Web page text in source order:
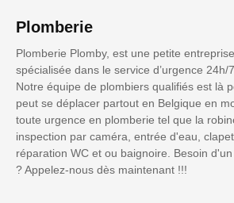
Plomberie
Plomberie Plomby, est une petite
spécialisée dans le service d’urgence 24h/
Notre équipe de plombiers qualifiés est là
peut se déplacer partout en Belgique en
toute urgence en plomberie tel que la
inspection par caméra, entrée d'eau,
réparation WC et ou baignoire. Besoin
? Appelez-nous dès maintenant !!!